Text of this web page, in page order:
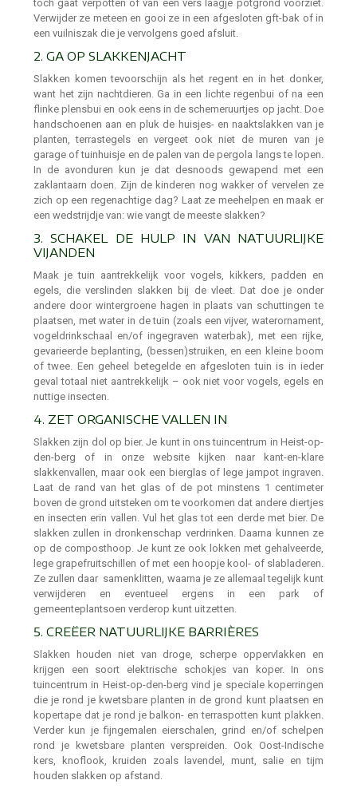
toch gaat verpotten of van een vers laagje potgrond voorziet.
Verwijder ze meteen en gooi ze in een afgesloten gft-bak of in
een vuilniszak die je vervolgens goed afsluit.
2. GA OP SLAKKENJACHT
Slakken komen tevoorschijn als het regent en in het donker,
want het zijn nachtdieren. Ga in een lichte regenbui of na een
flinke plensbui en ook eens in de schemeruurtjes op jacht. Doe
handschoenen aan en pluk de huisjes- en naaktslakken van je
planten, terrastegels en vergeet ook niet de muren van je
garage of tuinhuisje en de palen van de pergola langs te lopen.
In de avonduren kun je dat desnoods gewapend met een
zaklantaarn doen. Zijn de kinderen nog wakker of vervelen ze
zich op een regenachtige dag? Laat ze meehelpen en maak er
een wedstrijdje van: wie vangt de meeste slakken?
3. SCHAKEL DE HULP IN VAN NATUURLIJKE
VIJANDEN
Maak je tuin aantrekkelijk voor vogels, kikkers, padden en
egels, die verslinden slakken bij de vleet. Dat doe je onder
andere door wintergroene hagen in plaats van schuttingen te
plaatsen, met water in de tuin (zoals een vijver, waterornament,
vogeldrinkschaal en/of ingegraven waterbak), met een rijke,
gevarieerde beplanting, (bessen)struiken, en een kleine boom
of twee. Een geheel betegelde en afgesloten tuin is in ieder
geval totaal niet aantrekkelijk – ook niet voor vogels, egels en
nuttige insecten.
4. ZET ORGANISCHE VALLEN IN
Slakken zijn dol op bier. Je kunt in ons tuincentrum in Heist-op-
den-berg of in onze website kijken naar kant-en-klare
slakkenvallen, maar ook een bierglas of lege jampot ingraven.
Laat de rand van het glas of de pot minstens 1 centimeter
boven de grond uitsteken om te voorkomen dat andere diertjes
en insecten erin vallen. Vul het glas tot een derde met bier. De
slakken zullen in dronkenschap verdrinken. Daarna kunnen ze
op de composthoop. Je kunt ze ook lokken met gehalveerde,
lege grapefruitschillen of met een hoopje kool- of slabladeren.
Ze zullen daar samenklitten, waarna je ze allemaal tegelijk kunt
verwijderen en eventueel ergens in een park of
gemeenteplantsoen verderop kunt uitzetten.
5. CREËER NATUURLIJKE BARRIÈRES
Slakken houden niet van droge, scherpe oppervlakken en
krijgen een soort elektrische schokjes van koper. In ons
tuincentrum in Heist-op-den-berg vind je speciale koperringen
die je rond je kwetsbare planten in de grond kunt plaatsen en
kopertape dat je rond je balkon- en terraspotten kunt plakken.
Verder kun je fijngemalen eierschalen, grind en/of schelpen
rond je kwetsbare planten verspreiden. Ook Oost-Indische
kers, knoflook, kruiden zoals lavendel, munt, salie en tijm
houden slakken op afstand.